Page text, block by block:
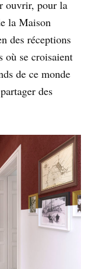
ouvrir, pour la
la Maison
des réceptions
où se croisaient
de ce monde
des